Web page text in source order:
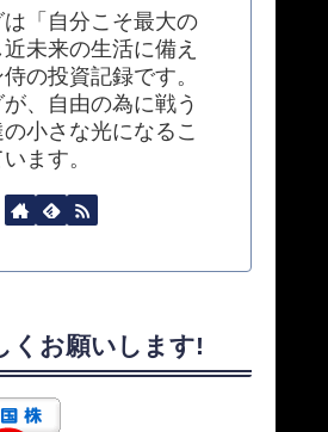
は「自分こそ最大の
未来の生活に備え
の投資記録です。
、自由の為に戦う
小さな光になるこ
ます。
くお願いします!